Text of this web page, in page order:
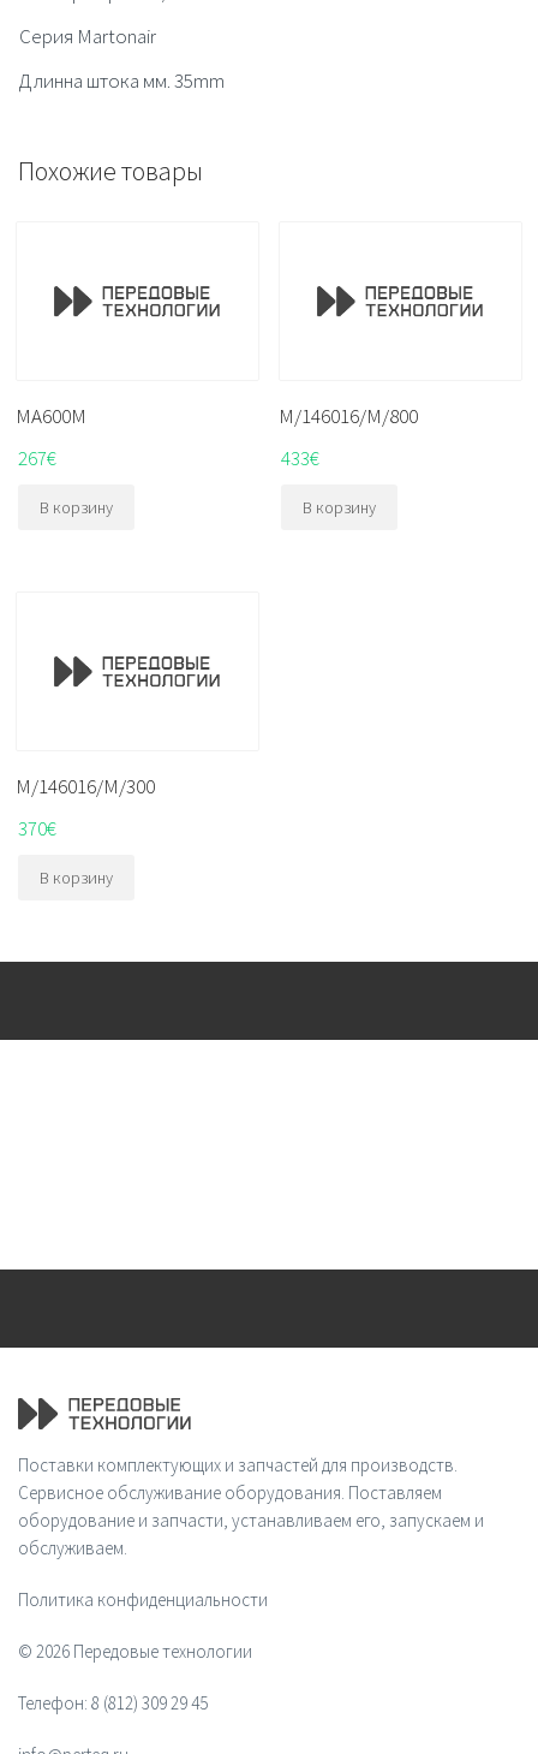
Серия Martonair
Длинна штока мм. 35mm
Похожие товары
MA600M
267€
В корзину
M/146016/M/800
433€
В корзину
M/146016/M/300
370€
В корзину
Поставки комплектующих и запчастей для производств.
Сервисное обслуживание оборудования. Поставляем
оборудование и запчасти, устанавливаем его, запускаем и
обслуживаем.
Политика конфиденциальности
© 2026 Передовые технологии
Телефон: 8 (812) 309 29 45